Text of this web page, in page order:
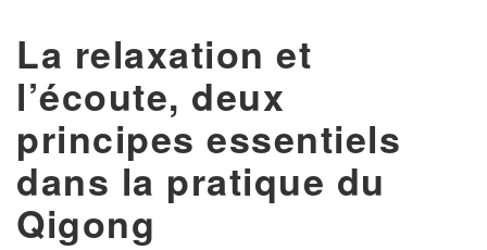
La relaxation et
l’écoute, deux
principes essentiels
dans la pratique du
Qigong